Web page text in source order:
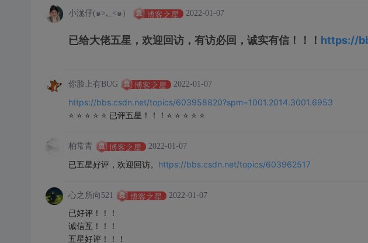
小浝仔(๑>؂<๑） 博客之星 2022-01-07
已给大佬五星，欢迎回访，有访必回，诚实有信！！！ https://
你脸上有BUG 博客之星 2022-01-07
https://bbs.csdn.net/topics/603958820?spm=1001.2014.3001.6953
⭐ ⭐ ⭐ ⭐ ⭐ 已评五星！！！⭐ ⭐ ⭐ ⭐ ⭐
柏常青 博客之星 2022-01-07
已五星好评，欢迎回访。 https://bbs.csdn.net/topics/603962517
心之所向521 博客之星 2022-01-07
已好评！！！
诚信互！！！
五星好评！！！